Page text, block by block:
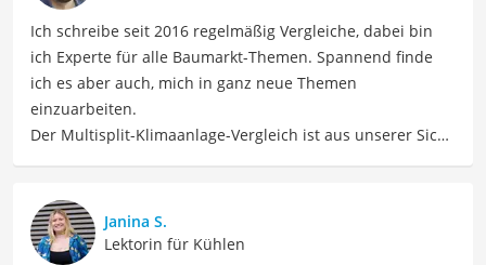
Ich schreibe seit 2016 regelmäßig Vergleiche, dabei bin
ich Experte für alle Baumarkt-Themen. Spannend finde
ich es aber auch, mich in ganz neue Themen
einzuarbeiten.
Der Multisplit-Klimaanlage-Vergleich ist aus unserer Sicht
Janina S.
Lektorin für Kühlen